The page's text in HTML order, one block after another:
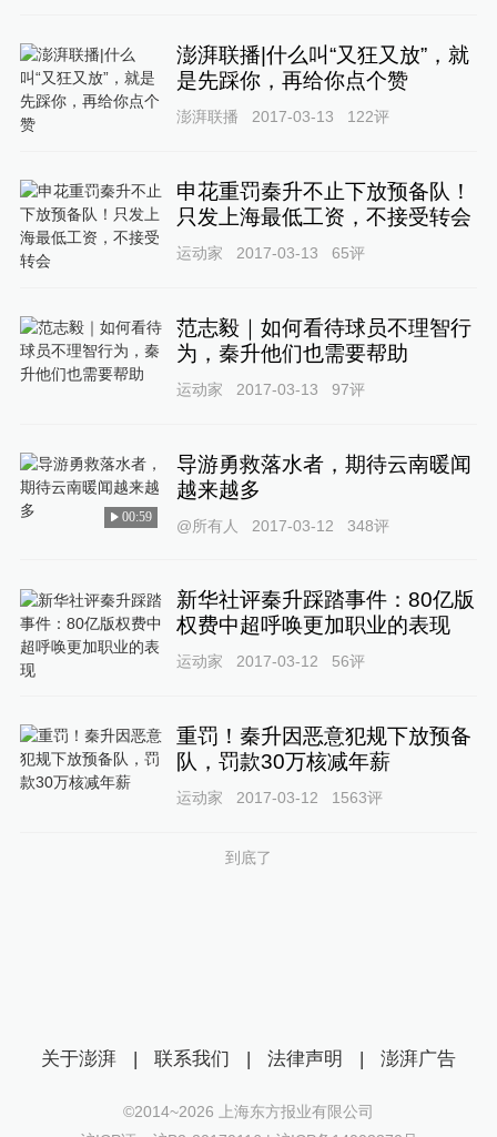
澎湃联播|什么叫“又狂又放”，就
是先踩你，再给你点个赞
澎湃联播 2017-03-13 122评
申花重罚秦升不止下放预备队！
只发上海最低工资，不接受转会
运动家 2017-03-13 65评
范志毅｜如何看待球员不理智行
为，秦升他们也需要帮助
运动家 2017-03-13 97评
00:59
导游勇救落水者，期待云南暖闻
越来越多
@所有人 2017-03-12 348评
新华社评秦升踩踏事件：80亿版
权费中超呼唤更加职业的表现
运动家 2017-03-12 56评
重罚！秦升因恶意犯规下放预备
队，罚款30万核减年薪
运动家 2017-03-12 1563评
到底了
关于澎湃 | 联系我们 | 法律声明 | 澎湃广告
©2014~2026 上海东方报业有限公司